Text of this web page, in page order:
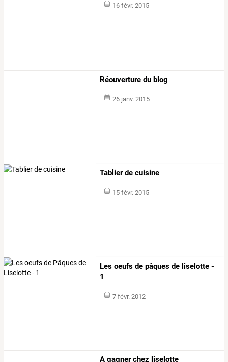
16 févr. 2015
Réouverture du blog
26 janv. 2015
Tablier de cuisine
15 févr. 2015
Les oeufs de pâques de liselotte -
1
7 févr. 2012
A gagner chez liselotte